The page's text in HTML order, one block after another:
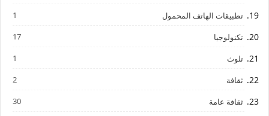
تطبيقات الهاتف المحمول 1
تكنولوجيا 17
تلوث 1
ثقافة 2
ثقافة عامة 30